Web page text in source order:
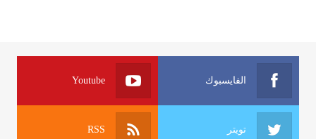
الفايسبوك Youtube
تويتر RSS